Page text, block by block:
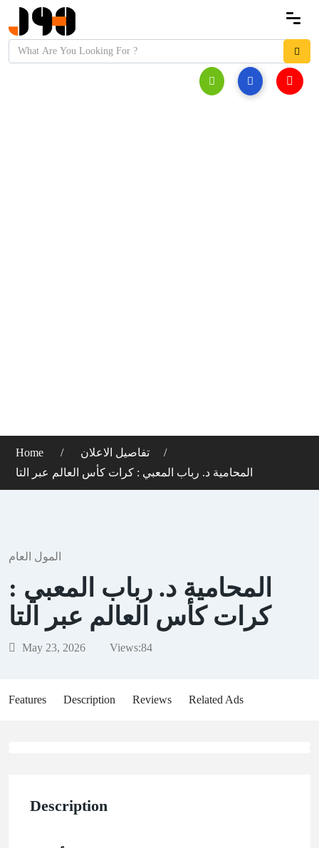
Home
تفاصيل الاعلان
المحامية د. رباب المعبي : كرات كأس العالم عبر التا
المول العام
المحامية د. رباب المعبي :
كرات كأس العالم عبر التا
May 23, 2026 Views:84
Features Description Reviews Related Ads
Description